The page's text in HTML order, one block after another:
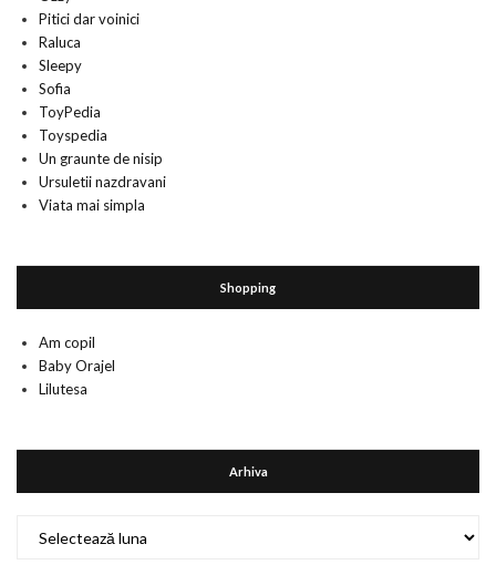
Pitici dar voinici
Raluca
Sleepy
Sofia
ToyPedia
Toyspedia
Un graunte de nisip
Ursuletii nazdravani
Viata mai simpla
Shopping
Am copil
Baby Orajel
Lilutesa
Arhiva